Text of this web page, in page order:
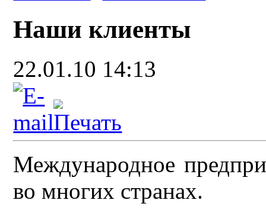
Наши клиенты
22.01.10 14:13
Международное
во многих странах.